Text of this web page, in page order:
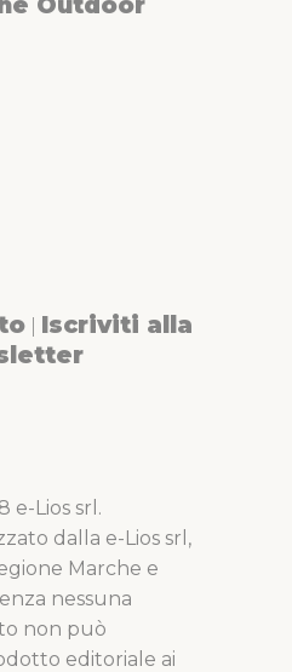
Iscriviti alla
e-Lios srl.
dalla e-Lios srl,
Marche e
nessuna
non può
editoriale ai